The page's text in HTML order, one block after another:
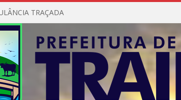
TRAÇADA